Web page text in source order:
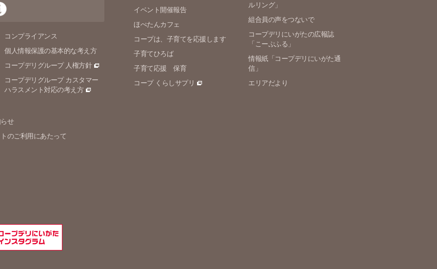
コンプライアンス
個人情報保護の基本的な考え方
コープデリグループ 人権方針
コープデリグループ カスタマー
ハラスメント対応の考え方
イベント開催報告
ほぺたんカフェ
コープは、子育てを応援します
子育てひろば
子育て応援 保育
コープ くらしサプリ
ルリング」
組合員の声をつないで
コープデリにいがたの広報誌
「こーぷふる」
情報紙「コープデリにいがた通
信」
エリアだより
せ
のご利用にあたって